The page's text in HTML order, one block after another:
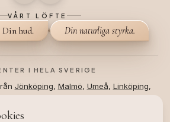
VÅRT LÖFTE
Din hud. Din naturliga styrka.
I HELA SVERIGE
Jönköping, Malmö, Umeå, Linköping,